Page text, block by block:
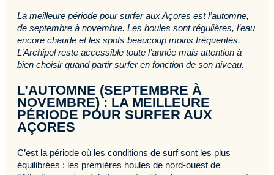
La meilleure période pour surfer aux Açores est l’automne,
de septembre à novembre. Les houles sont régulières, l’eau
encore chaude et les spots beaucoup moins fréquentés.
L’Archipel reste accessible toute l’année mais attention à
bien choisir quand partir surfer en fonction de son niveau.
L’AUTOMNE (SEPTEMBRE À
NOVEMBRE) : LA MEILLEURE
PÉRIODE POUR SURFER AUX
AÇORES
C’est la période où les conditions de surf sont les plus
équilibrées : les premières houles de nord-ouest de